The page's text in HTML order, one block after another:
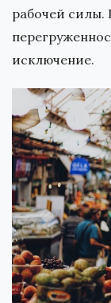
рабочей силы.
исключение.